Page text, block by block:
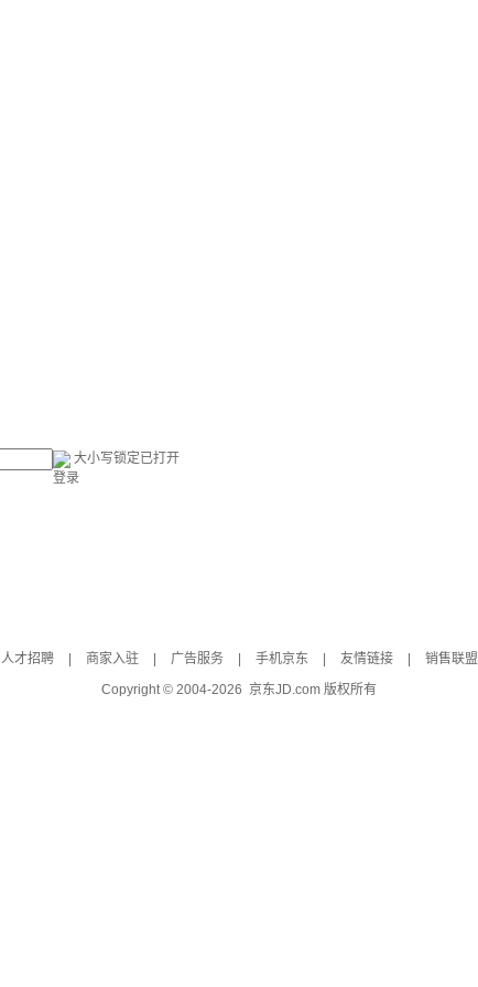
大小写锁定已打开
登录
人才招聘 商家入驻 广告服务 手机京东 友情链接 销售联盟
Copyright © 2004-2026 京东JD.com 版权所有